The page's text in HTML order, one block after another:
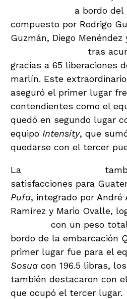
a bordo del
compuesto por Rodrigo
Guzmán, Diego Menéndez
tras
gracias a 65 liberaciones
marlín. Este
aseguró el primer lugar
contendientes como el
quedó en segundo lugar
equipo Intensity, que
quedarse con el tercer
La
satisfacciones para
Pufa, integrado por André
Ramírez y Mario Ovalle,
con un peso
bordo de la embarcación
primer lugar fue para el
Sosua con 196.5 libras,
también destacaron con
que ocupó el tercer lugar.